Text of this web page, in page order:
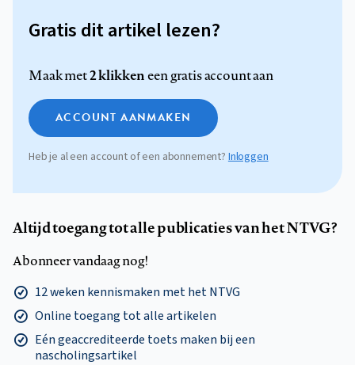
Gratis dit artikel lezen?
Maak met2 klikkeneen gratis account aan
ACCOUNT AANMAKEN
Heb je al een account of een abonnement? Inloggen
Altijd toegang tot alle publicaties van het NTVG?
Abonneer vandaag nog!
12 weken kennismaken met het NTVG
Online toegang tot alle artikelen
Eén geaccrediteerde toets maken bij een
nascholingsartikel